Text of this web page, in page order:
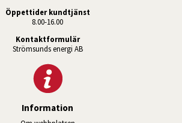
Öppettider kundtjänst
8.00-16.00
Kontaktformulär
Strömsunds energi AB
Information